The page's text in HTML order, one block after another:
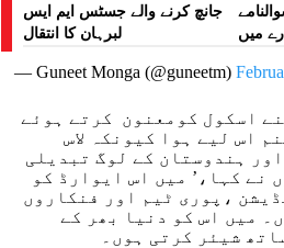
جانچ کرنے والے جسٹس ایم ایس
لبرہان کا انتقال
میں
— Guneet Monga (@guneetm)
اسکول کومعنون کرتے ہوئے
اس لیے ہوا کیونکہ لاس
ہندوستان کے لوگ تبدیلی
نے کہا،’ میں اس ایوارڈ کو
،پوری ٹیم اور فنکاروں
میں اس کو دنیا بھر کے